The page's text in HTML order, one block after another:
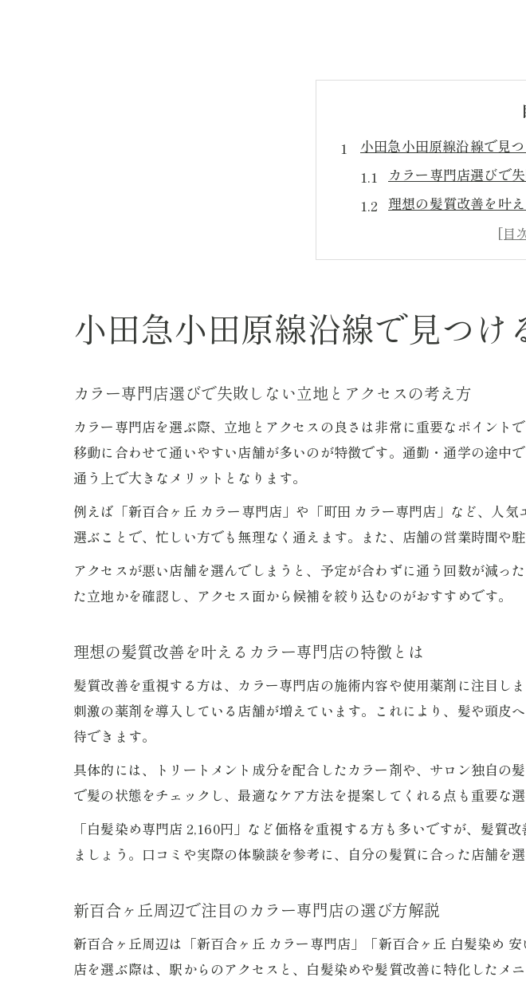
小田急小田原線沿線で見
カラー専門店選びで
理想の髪質改善を叶
新百合ヶ丘周辺で注
町田エリアのおすす
理想の髪質改善が叶うカラ
髪質改善を重視した
カラー専門店利用で
髪質改善カラー専門
口コミで評判の髪質
白髪染めが得意なカ
カラー専門店の白髪
新百合ヶ丘エリアで
カラー専門店の白髪
髪に優しい施術が評判のカ
髪に優しい薬剤を使
髪質改善を重視した
カラー専門店で髪ダ
口コミで評価される
カラー専門店選びで気を
カラー専門店選びで
白髪染めに強いカラ
口コミを活用したカ
カラー専門店の予約
小田急小田原線沿線で見つけ
カラー専門店選びで失敗しない立地とアクセスの考え方
カラー専門店を選ぶ際、立地とアクセスの良さは非常に重要なポイン
移動に合わせて通いやすい店舗が多いのが特徴です。通勤・通学の途中
通う上で大きなメリットとなります。
例えば「新百合ヶ丘 カラー専門店」や「町田 カラー専門店」など、人
選ぶことで、忙しい方でも無理なく通えます。また、店舗の営業時間や
アクセスが悪い店舗を選んでしまうと、予定が合わずに通う回数が減っ
た立地かを確認し、アクセス面から候補を絞り込むのがおすすめです。
理想の髪質改善を叶えるカラー専門店の特徴とは
髪質改善を重視する方は、カラー専門店の施術内容や使用薬剤に注目し
刺激の薬剤を導入している店舗が増えています。これにより、髪や頭皮
待できます。
具体的には、トリートメント成分を配合したカラー剤や、サロン独自の
で髪の状態をチェックし、最適なケア方法を提案してくれる点も重要な選
「白髪染め専門店 2,160円」など価格を重視する方も多いですが、髪質
ましょう。口コミや実際の体験談を参考に、自分の髪質に合った店舗を
新百合ヶ丘周辺で注目のカラー専門店の選び方解説
新百合ヶ丘周辺は「新百合ヶ丘 カラー専門店」「新百合ヶ丘 白髪染め
店を選ぶ際は、駅からのアクセスと、白髪染めや髪質改善に特化したメ